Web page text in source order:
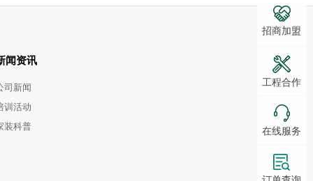
闻资讯
司新闻
训活动
装科普
招商加盟
工程合作
在线服务